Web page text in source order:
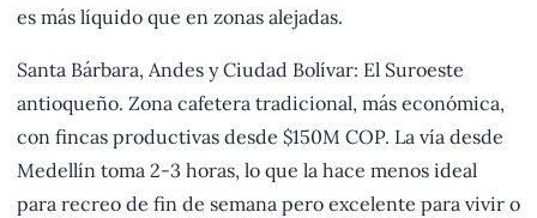
es más líquido que en zonas alejadas.
Santa Bárbara, Andes y Ciudad Bolívar: El Suroeste
antioqueño. Zona cafetera tradicional, más económica,
con fincas productivas desde $150M COP. La vía desde
Medellín toma 2-3 horas, lo que la hace menos ideal
para recreo de fin de semana pero excelente para vivir o